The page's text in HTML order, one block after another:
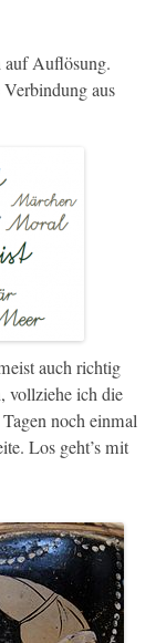
auf Auflö­sung.
aus
auch richtig
vol­lziehe ich die
noch ein­mal
Los geht’s mit